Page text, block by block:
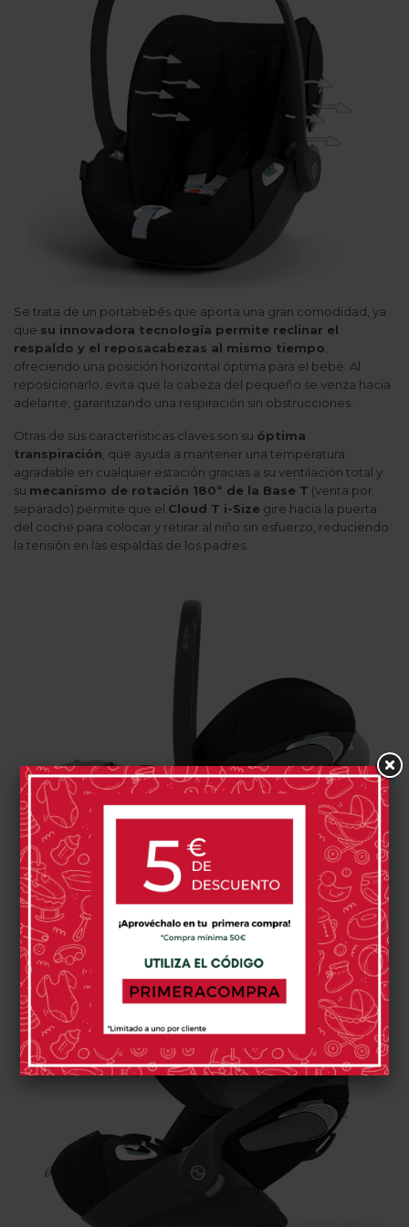
Se trata de un portabebés que aporta una gran comodidad, ya
que su innovadora tecnología permite reclinar el
respaldo y el reposacabezas al mismo tiempo
ofreciendo una posición horizontal óptima para el bebé. Al
reposicionarlo, evita que la cabeza del pequeño se venza hacia
adelante, garantizando una respiración sin obstrucciones.
Otras de sus características claves son su óptima
transpiración , que ayuda a mantener una temperatura
agradable en cualquier estación gracias a su ventilación total y
su mecanismo de rotación 180º de la Base T (venta por
separado) permite que el Cloud T i-Size gire hacia la puerta
del coche para colocar y retirar al niño sin esfuerzo, reduciendo
la tensión en las espaldas de los padres.